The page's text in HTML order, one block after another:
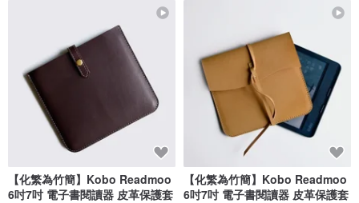
【化繁為竹簡】Kobo Readmoo
6吋7吋 電子書閱讀器 皮革保護套
【化繁為竹簡】Kobo Readmoo
6吋7吋 電子書閱讀器 皮革保護套